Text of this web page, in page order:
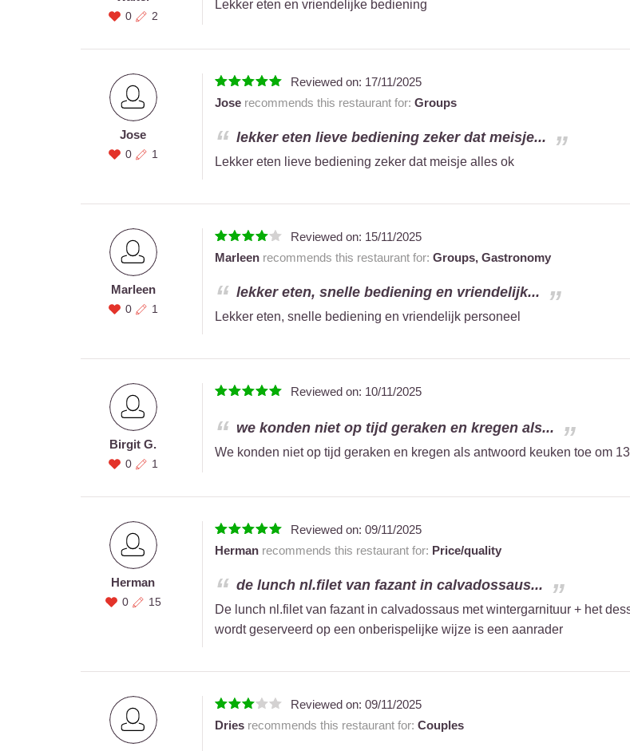
0 2
Lekker eten en vriendelijke bediening
Jose
0 1
Reviewed on: 17/11/2025
Joserecommends this restaurant for: Groups
lekker eten lieve bediening zeker dat meisje...
Lekker eten lieve bediening zeker dat meisje alles ok
Marleen
0 1
Reviewed on: 15/11/2025
Marleenrecommends this restaurant for: Groups, Gastronomy
lekker eten, snelle bediening en vriendelijk...
Lekker eten, snelle bediening en vriendelijk personeel
Birgit G.
0 1
Reviewed on: 10/11/2025
we konden niet op tijd geraken en kregen als...
We konden niet op tijd geraken en kregen als antwoord keuken toe om
Herman
0 15
Reviewed on: 09/11/2025
Hermanrecommends this restaurant for: Price/quality
de lunch nl.filet van fazant in calvadossaus...
De lunch nl.filet van fazant in calvadossaus met wintergarnituur + het
wordt geserveerd op een onberispelijke wijze is een aanrader
Reviewed on: 09/11/2025
Driesrecommends this restaurant for: Couples